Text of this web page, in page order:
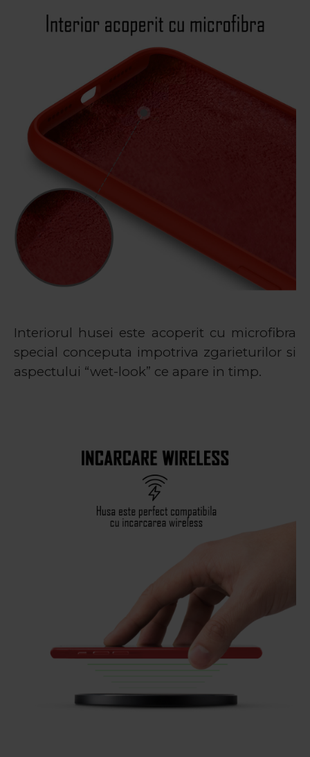
Interiorul husei este acoperit cu microfibra
special conceputa impotriva zgarieturilor si
aspectului “wet-look” ce apare in timp.